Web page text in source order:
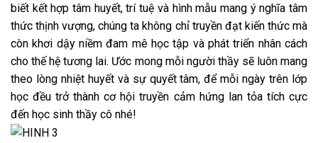
biết kết hợp tâm huyết, trí tuệ và hình mẫu mang ý nghĩa tâm
thức thịnh vượng, chúng ta không chỉ truyền đạt kiến thức mà
còn khơi dậy niềm đam mê học tập và phát triển nhân cách
cho thế hệ tương lai. Ước mong mỗi người thầy sẽ luôn mang
theo lòng nhiệt huyết và sự quyết tâm, để mỗi ngày trên lớp
học đều trở thành cơ hội truyền cảm hứng lan tỏa tích cực
đến học sinh thầy cô nhé!